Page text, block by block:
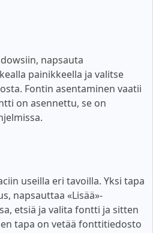
napsauta
painikkeella ja valitse
Fontin asentaminen vaatii
on asennettu, se on
useilla eri tavoilla. Yksi tapa
napsauttaa «Lisää»-
etsiä ja valita fontti ja sitten
tapa on vetää fonttitiedosto